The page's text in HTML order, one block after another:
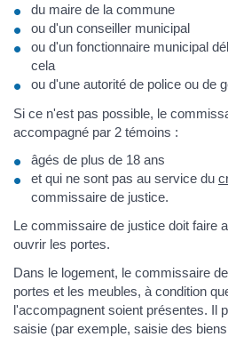
du maire de la commune
ou d'un conseiller municipal
ou d'un fonctionnaire municipal
cela
ou d'une autorité de police ou de
Si ce n'est pas possible, le
accompagné par 2 témoins :
âgés de plus de 18 ans
et qui ne sont pas au service du
commissaire de justice.
Le commissaire de justice doit faire
ouvrir les portes.
Dans le logement, le commissaire
portes et les meubles, à condition
l'accompagnent soient présentes. Il
saisie (par exemple, saisie des